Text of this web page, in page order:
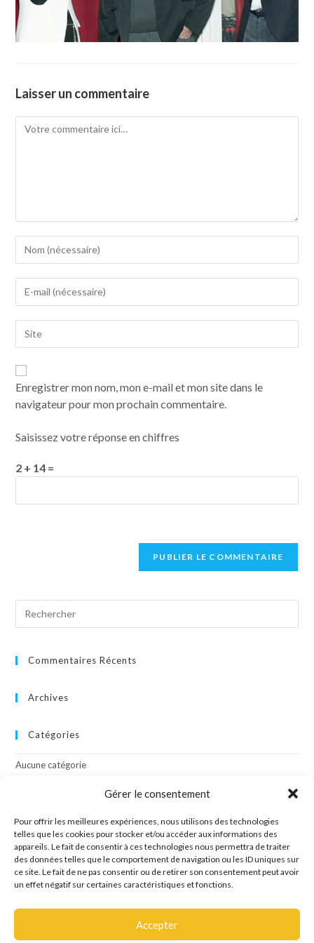
Gérer le consentement
Pour offrir les meilleures expériences, nous utilisons des technologies
telles que les cookies pour stocker et/ou accéder aux informations des
appareils. Le fait de consentir à ces technologies nous permettra de traiter
des données telles que le comportement de navigation ou les ID uniques sur
ce site. Le fait de ne pas consentir ou de retirer son consentement peut avoir
un effet négatif sur certaines caractéristiques et fonctions.
Accepter
Laisser un commentaire
Enregistrer mon nom, mon e-mail et mon site dans le
navigateur pour mon prochain commentaire.
Saisissez votre réponse en chiffres
2 + 14 =
Commentaires Récents
Archives
Catégories
Aucune catégorie
Connexion
Flux des publications
Flux des commentaires
Site de WordPress-FR